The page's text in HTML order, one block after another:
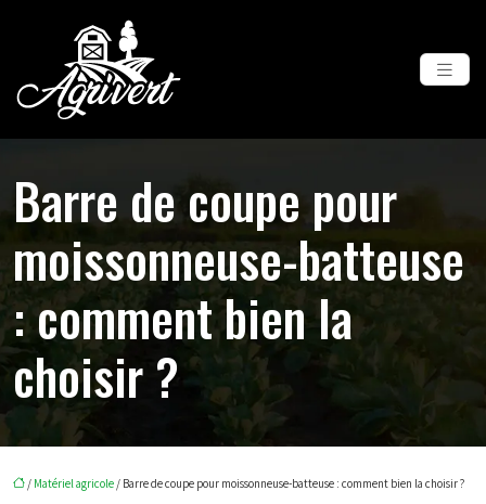
Barre de coupe pour
moissonneuse-batteuse
: comment bien la
choisir ?
/ Matériel agricole / Barre de coupe pour moissonneuse-batteuse : comment bien la choisir ?